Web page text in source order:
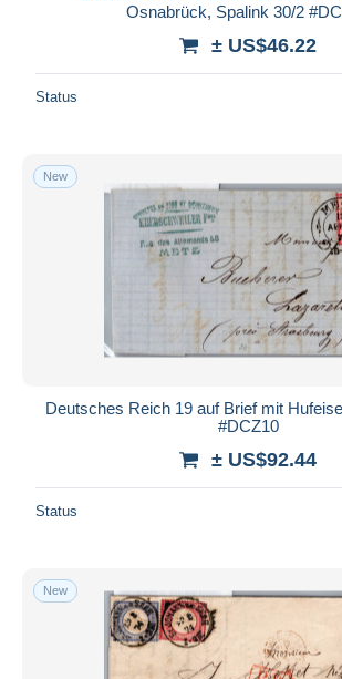
Osnabrück, Spalink 30/2
± US$46.22
Status
New
Deutsches Reich 19 auf Brief mit
#DCZ10
± US$92.44
Status
New